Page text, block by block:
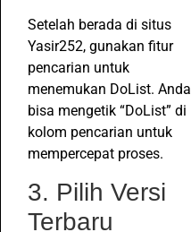
Setelah berada di situs
Yasir252, gunakan fitur
pencarian untuk
menemukan DoList. Anda
bisa mengetik “DoList” di
kolom pencarian untuk
mempercepat proses.
3. Pilih Versi
Terbaru